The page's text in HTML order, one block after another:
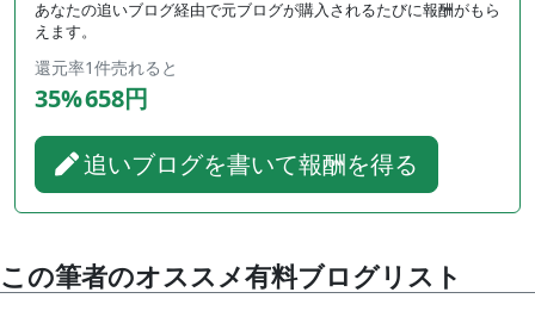
顔合わせ
ハタチ前後でしょうか？
と伸びた脚に厚底サンダルという格好がいいですね
あなたの追いブログ経由で元ブログが購入されるたびに報酬がもら
えます。
還元率
35%
1件売れると
658円
追いブログを書いて報酬を得る
この筆者のオススメ有料ブログリスト